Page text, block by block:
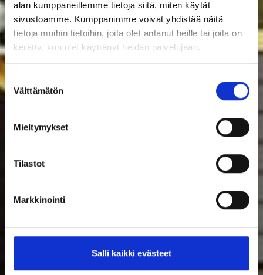
alan kumppaneillemme tietoja siitä, miten käytät
sivustoamme. Kumppanimme voivat yhdistää näitä
tietoja muihin tietoihin, joita olet antanut heille tai joita on
kerätty, kun olet käyttänyt heidän palvelujaan.
Suostumuksen
valinta
Välttämätön
Mieltymykset
Tilastot
Markkinointi
Salli kaikki evästeet